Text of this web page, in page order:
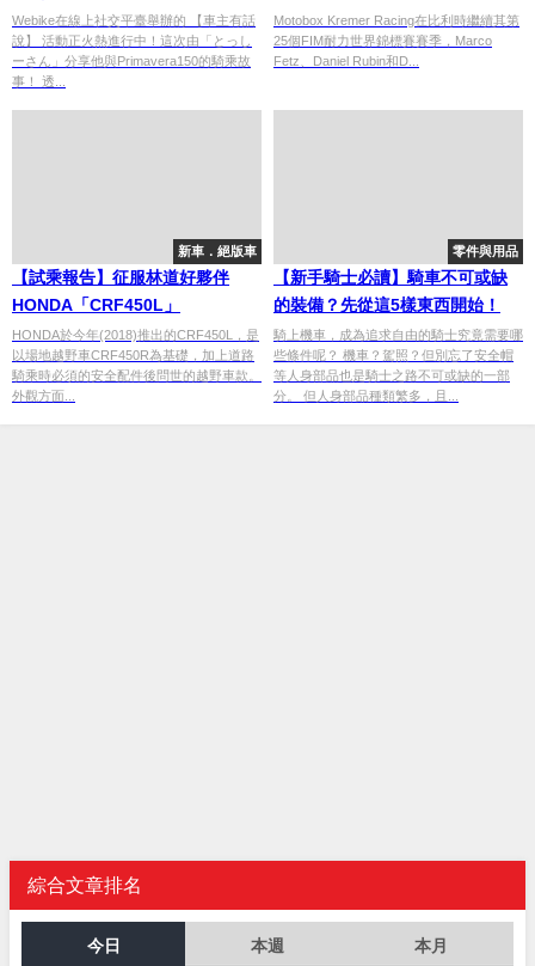
Webike在線上社交平臺舉辦的 【車主有話
說】 活動正火熱進行中！這次由「とっし
ーさん」分享他與Primavera150的騎乘故
事！ 透...
名
Motobox Kremer Racing在比利時繼續其第
25個FIM耐力世界錦標賽賽季，Marco
Fetz、Daniel Rubin和D...
新車．絕版車
【試乘報告】征服林道好夥伴
HONDA「CRF450L」
HONDA於今年(2018)推出的CRF450L，是
以場地越野車CRF450R為基礎，加上道路
騎乘時必須的安全配件後問世的越野車款。
外觀方面...
零件與用品
【新手騎士必讀】騎車不可或缺
的裝備？先從這5樣東西開始！
騎上機車，成為追求自由的騎士究竟需要哪
些條件呢？ 機車？駕照？但別忘了安全帽
等人身部品也是騎士之路不可或缺的一部
分。 但人身部品種類繁多，且...
綜合文章排名
今日 本週 本月